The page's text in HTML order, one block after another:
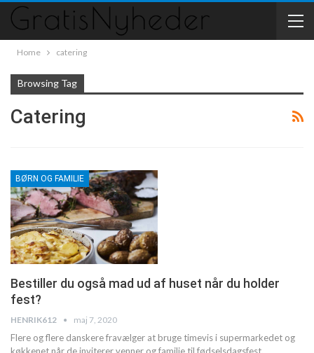
Home catering
Browsing Tag
Catering
BØRN OG FAMILIE
Bestiller du også mad ud af huset når du holder
fest?
HENRIK612 maj 7, 2020
Flere og flere danskere fravælger at bruge timevis i supermarkedet og